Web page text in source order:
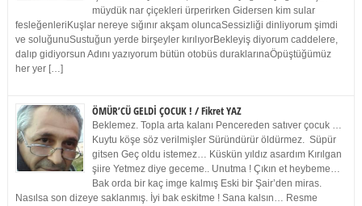
müydük nar çiçekleri ürperirken Gidersen kim sular
fesleğenleriKuşlar nereye sığınır akşam oluncaSessizliği dinliyorum şimdi
ve soluğunuSustuğun yerde birşeyler kırılıyorBekleyiş diyorum caddelere,
dalıp gidiyorsun Adını yazıyorum bütün otobüs duraklarınaÖpüştüğümüz
her yer […]
ÖMÜR’CÜ GELDİ ÇOCUK ! / Fikret YAZ
Beklemez. Topla arta kalanı Pencereden satıver çocuk …
Kuytu köşe söz verilmişler Süründürür öldürmez. Süpür
gitsen Geç oldu istemez… Küskün yıldız asardım Kırılgan
şiire Yetmez diye geceme.. Unutma ! Çıkın et heybeme…
Bak orda bir kaç imge kalmış Eski bir Şair’den miras.
Nasılsa son dizeye saklanmış. İyi bak eskitme ! Sana kalsın… Resme